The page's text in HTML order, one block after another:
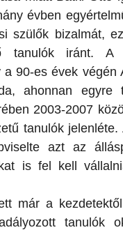
évben
szülők bizalmát,
tanulók iránt. A
90-es évek végén
ahonnan
2003-2007
tanulók
azt az
is fel kell
már a
tanulók